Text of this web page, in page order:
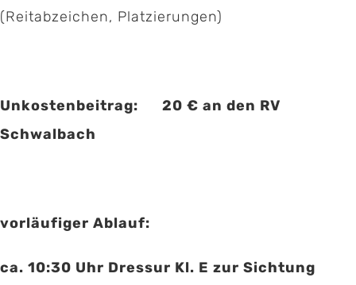
(Reitabzeichen, Platzierungen)
Unkostenbeitrag: 20 € an den RV
Schwalbach
vorläufiger Ablauf:
ca. 10:30 Uhr Dressur Kl. E zur Sichtung